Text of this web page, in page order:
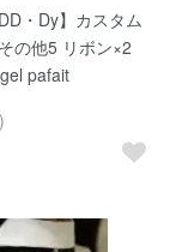
・Dy】カスタム
の他5 リボン×2
pafait